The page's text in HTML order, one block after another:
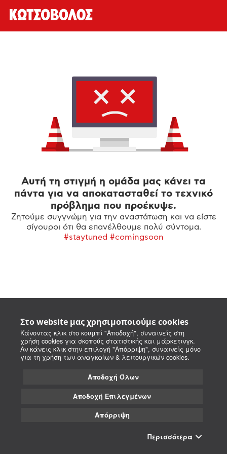
Στο website μας χρησιμοποιούμε cookies
Κάνοντας κλικ στο κουμπί "Αποδοχή", συναινείς στη
χρήση cookies για σκοπούς στατιστικής και μάρκετινγκ.
Αν κάνεις κλικ στην επιλογή "Απόρριψη", συναινείς μόνο
για τη χρήση των αναγκαίων & λειτουργικών cookies.
Αποδοχή Όλων
Αποδοχή Επιλεγμένων
Απόρριψη
Περισσότερα
Αυτή τη στιγμή η ομάδα μας κάνει τα
πάντα για να αποκατασταθεί το τεχνικό
πρόβλημα που προέκυψε.
Ζητούμε συγγνώμη για την αναστάτωση και να είστε
σίγουροι ότι θα επανέλθουμε πολύ σύντομα.
#staytuned #comingsoon